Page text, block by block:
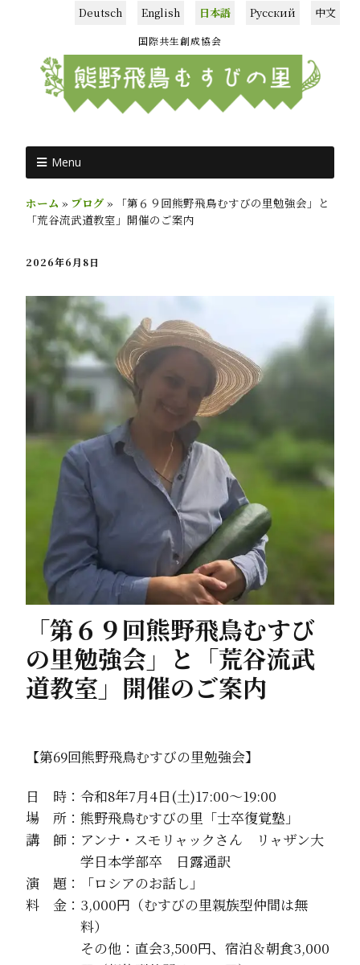
Deutsch English 日本語 Русский 中文
国際共生創成協会
Menu
ホーム » ブログ »
「第６９回熊野飛鳥むすびの里勉強会」と
「荒谷流武道教室」開催のご案内
2026年6月8日
「第６９回熊野飛鳥むすび
の里勉強会」と「荒谷流武
道教室」開催のご案内
【第69回熊野飛鳥むすびの里勉強会】
日 時：令和8年7月4日(土)17:00～19:00
場 所：熊野飛鳥むすびの里「士卒復覚塾」
講 師：アンナ・スモリャックさん リャザン大
学日本学部卒 日露通訳
演 題：「ロシアのお話し」
料 金：3,000円（むすびの里親族型仲間は無
料）
その他：直会3,500円、宿泊＆朝食3,000